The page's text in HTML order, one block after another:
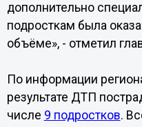
дополнительно
подросткам была
объёме», - отметил
По информации
результате ДТП
числе 9 подростков.